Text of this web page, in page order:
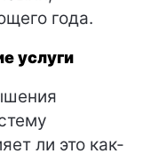
года.
услуги
ли это как-